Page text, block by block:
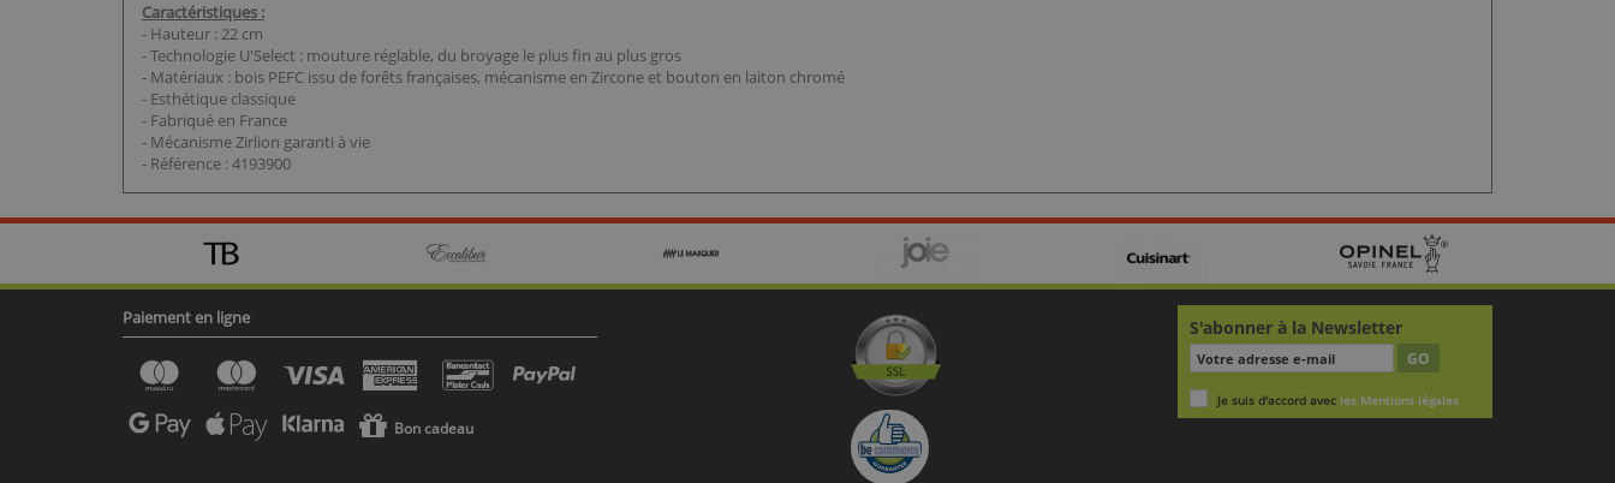
Caractéristiques :
- Hauteur : 22 cm
- Technologie U'Select : mouture réglable, du broyage le plus fin au plus gros
- Matériaux : bois PEFC issu de forêts françaises, mécanisme en Zircone et bouton en laiton chromé
- Esthétique classique
- Fabriqué en France
- Mécanisme Zirlion garanti à vie
- Référence : 4193900
Paiement en ligne
Bon cadeau
S'abonner à la Newsletter
GO
Je suis d'accord avec les Mentions légales